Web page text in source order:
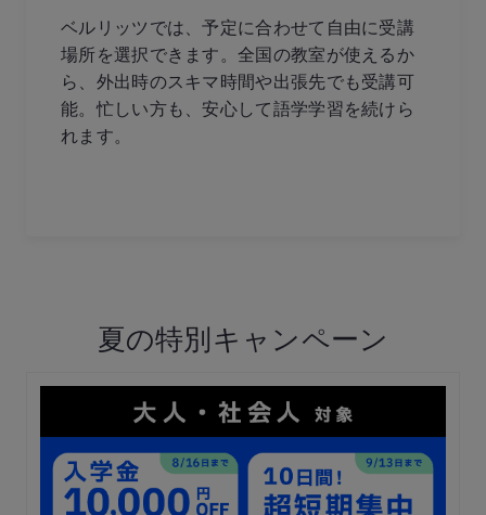
ベルリッツでは、予定に合わせて自由に受講
場所を選択できます。全国の教室が使えるか
ら、外出時のスキマ時間や出張先でも受講可
能。忙しい方も、安心して語学学習を続けら
れます。
夏の特別キャンペーン